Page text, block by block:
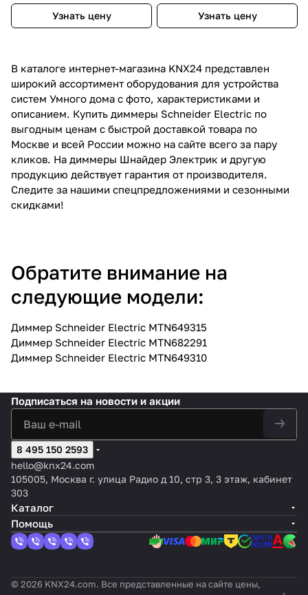
KNX SecureУзнать цену Узнать цену
В каталоге интернет-магазина KNX24 представлен
широкий ассортимент оборудования для устройства
систем Умного дома с фото, характеристиками и
описанием. Купить диммеры Schneider Electric по
выгодным ценам с быстрой доставкой товара по
Москве и всей России можно на сайте всего за пару
кликов. На диммеры Шнайдер Электрик и другую
продукцию действует гарантия от производителя.
Следите за нашими спецпредложениями и сезонными
скидками!
Обратите внимание на
следующие модели:
Диммер Schneider Electric MTN649315
Диммер Schneider Electric MTN682291
Диммер Schneider Electric MTN649310
Подписаться на новости и акции
8 495 150 2593
hello@knx24.com
105005, Москва г. улица Радио д 10, стр 3, 3 этаж, кабинет
303
Каталог
Помощь
© 2026 KNX24.com. Все представленные на сайте цены,